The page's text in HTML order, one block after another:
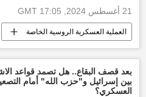
21 أغسطس 2024, 17:05 GMT
العملية العسكرية الروسية الخاصة
أخبار أوكرانيا
بعد قصف البقاع.. هل تصمد قواعد
بين إسرائيل و"حزب الله" أمام
العسكري؟